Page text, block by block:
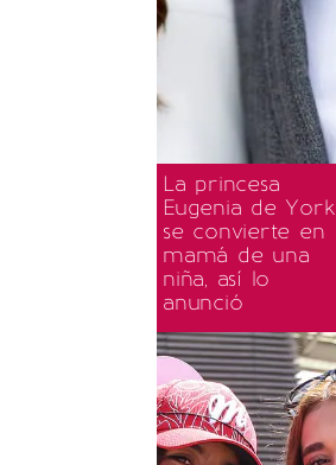
La princesa
Eugenia de York
se convierte en
mamá de una
niña, así lo
anunció